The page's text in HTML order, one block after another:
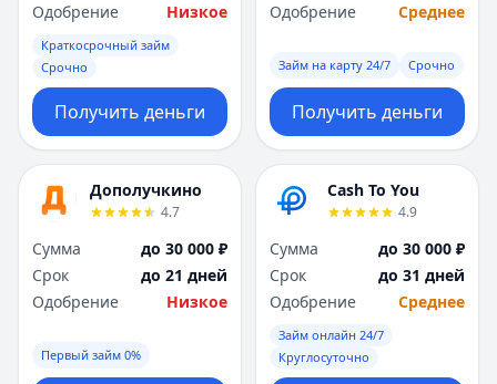
Одобрение
Низкое
Краткосрочный займ
Срочно
Получить деньги
Одобрение
Среднее
Займ на карту 24/7 Срочно
Получить деньги
Дополучкино
4.7
Сумма
до 30 000 ₽
Срок
до 21 дней
Одобрение
Низкое
Первый займ 0%
Cash To You
4.9
Сумма
до 30 000 ₽
Срок
до 31 дней
Одобрение
Среднее
Займ онлайн 24/7
Круглосуточно